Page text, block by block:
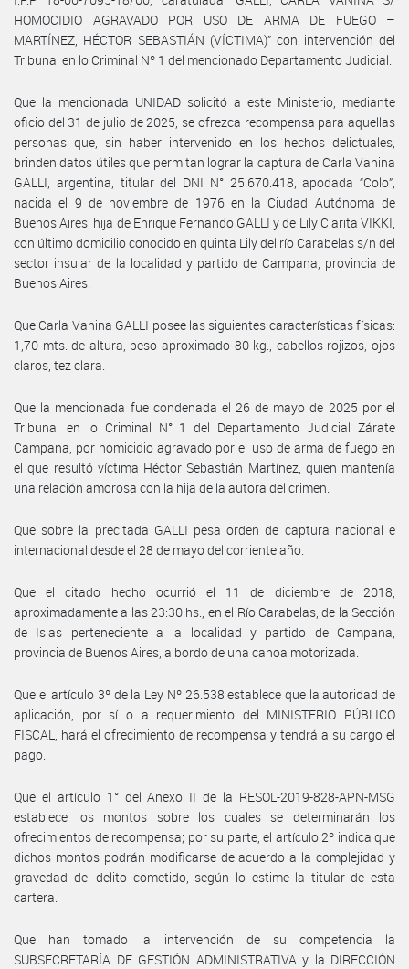
HOMOCIDIO AGRAVADO POR USO DE ARMA DE FUEGO –
MARTÍNEZ, HÉCTOR SEBASTIÁN (VÍCTIMA)” con intervención del
Tribunal en lo Criminal Nº 1 del mencionado Departamento Judicial.
Que la mencionada UNIDAD solicitó a este Ministerio, mediante
oficio del 31 de julio de 2025, se ofrezca recompensa para aquellas
personas que, sin haber intervenido en los hechos delictuales,
brinden datos útiles que permitan lograr la captura de Carla Vanina
GALLI, argentina, titular del DNI N° 25.670.418, apodada “Colo”,
nacida el 9 de noviembre de 1976 en la Ciudad Autónoma de
Buenos Aires, hija de Enrique Fernando GALLI y de Lily Clarita VIKKI,
con último domicilio conocido en quinta Lily del río Carabelas s/n del
sector insular de la localidad y partido de Campana, provincia de
Buenos Aires.
Que Carla Vanina GALLI posee las siguientes características físicas:
1,70 mts. de altura, peso aproximado 80 kg., cabellos rojizos, ojos
claros, tez clara.
Que la mencionada fue condenada el 26 de mayo de 2025 por el
Tribunal en lo Criminal N° 1 del Departamento Judicial Zárate
Campana, por homicidio agravado por el uso de arma de fuego en
el que resultó víctima Héctor Sebastián Martínez, quien mantenía
una relación amorosa con la hija de la autora del crimen.
Que sobre la precitada GALLI pesa orden de captura nacional e
internacional desde el 28 de mayo del corriente año.
Que el citado hecho ocurrió el 11 de diciembre de 2018,
aproximadamente a las 23:30 hs., en el Río Carabelas, de la Sección
de Islas perteneciente a la localidad y partido de Campana,
provincia de Buenos Aires, a bordo de una canoa motorizada.
Que el artículo 3º de la Ley Nº 26.538 establece que la autoridad de
aplicación, por sí o a requerimiento del MINISTERIO PÚBLICO
FISCAL, hará el ofrecimiento de recompensa y tendrá a su cargo el
pago.
Que el artículo 1° del Anexo II de la RESOL-2019-828-APN-MSG
establece los montos sobre los cuales se determinarán los
ofrecimientos de recompensa; por su parte, el artículo 2º indica que
dichos montos podrán modificarse de acuerdo a la complejidad y
gravedad del delito cometido, según lo estime la titular de esta
cartera.
Que han tomado la intervención de su competencia la
SUBSECRETARÍA DE GESTIÓN ADMINISTRATIVA y la DIRECCIÓN